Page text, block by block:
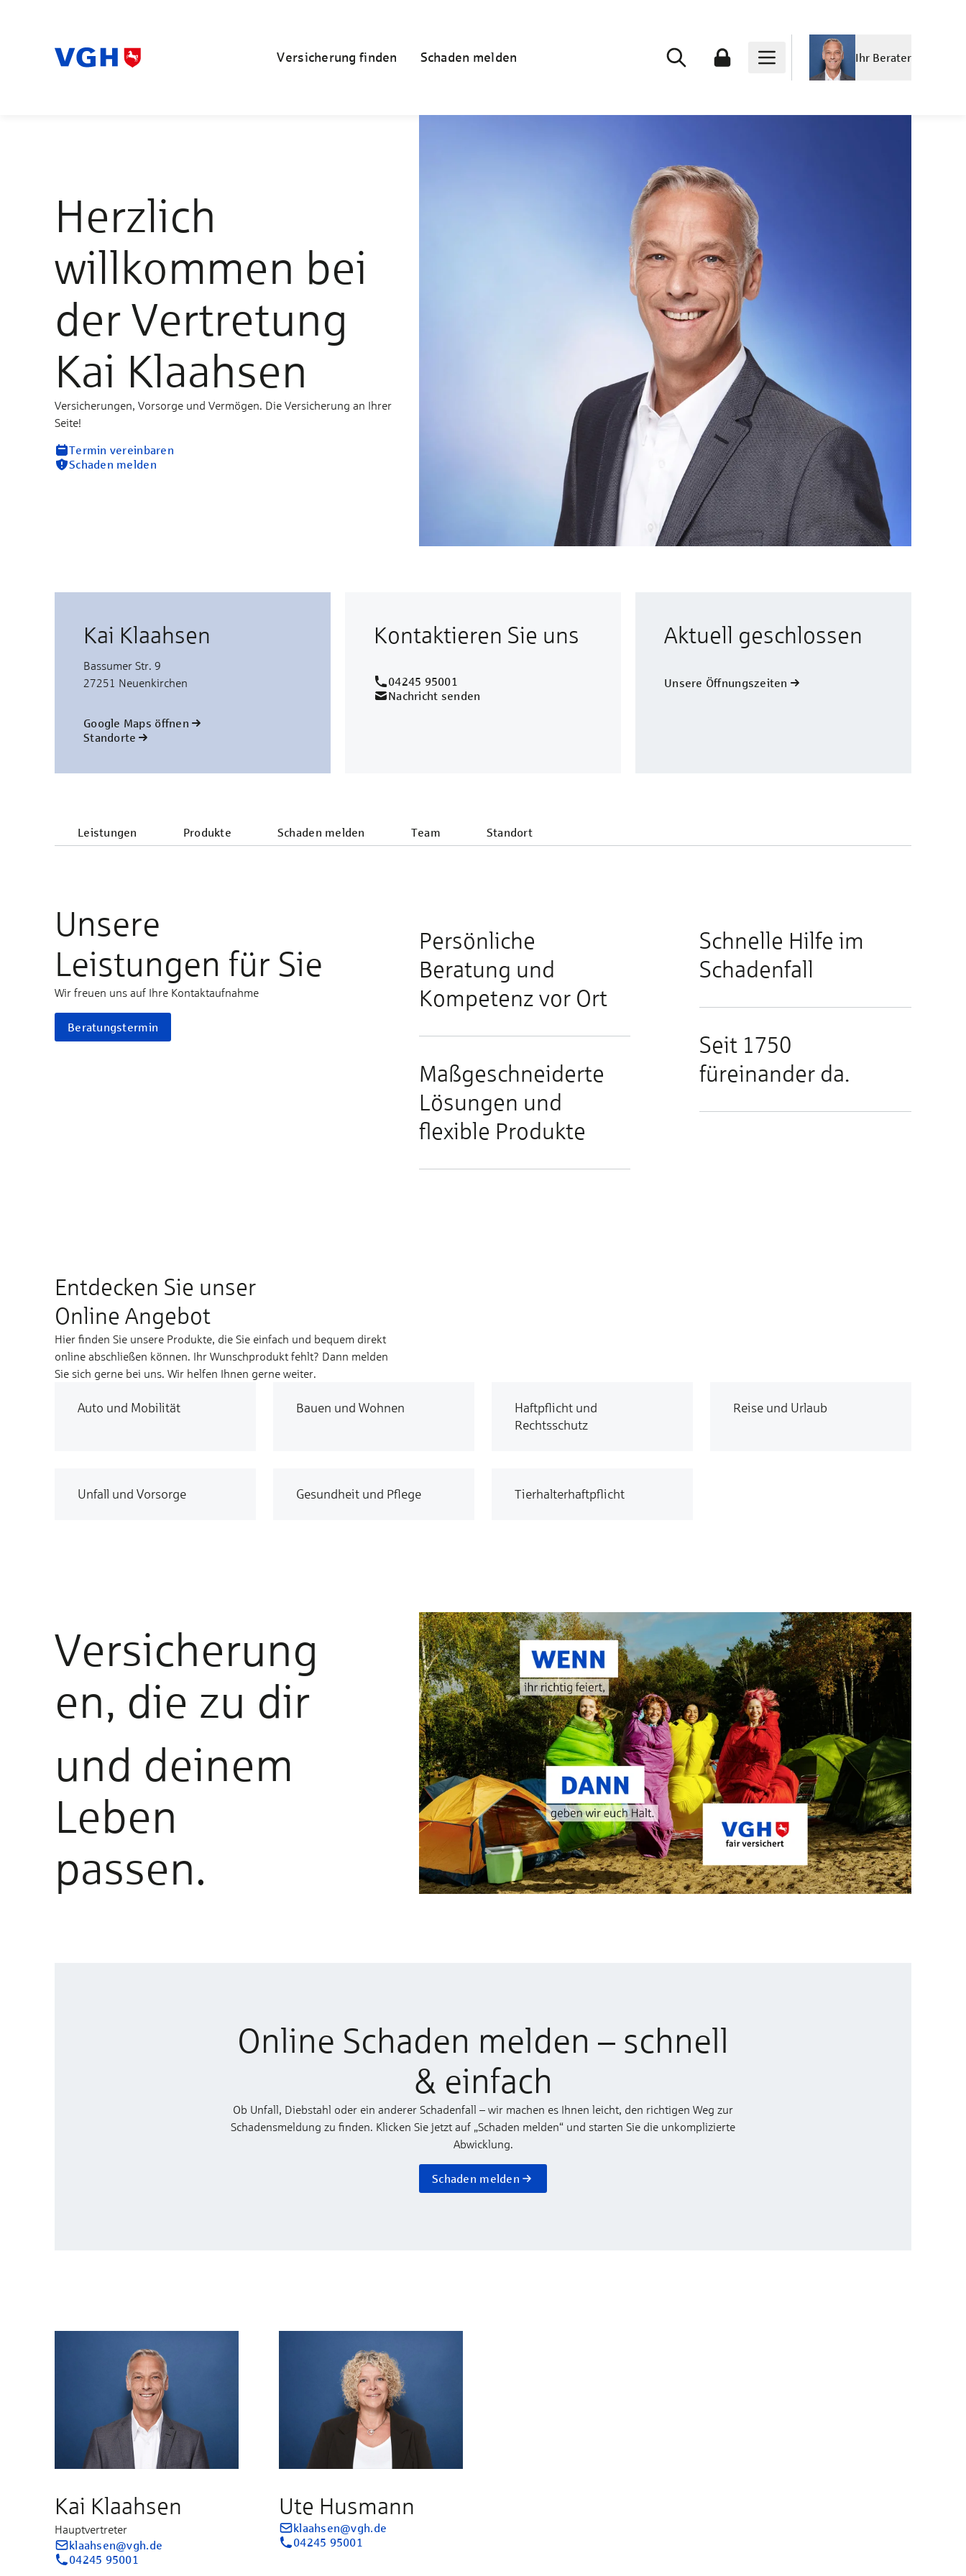
Versicherung finden Schaden melden Ihr Berater
Herzlich
willkommen bei
der Vertretung
Kai Klaahsen
Versicherungen, Vorsorge und Vermögen. Die Versicherung an Ihrer
Seite!
Termin vereinbaren
Schaden melden
Kai Klaahsen
Bassumer Str. 9
27251 Neuenkirchen
Google Maps öffnen
Standorte
Kontaktieren Sie uns
04245 95001
Nachricht senden
Aktuell geschlossen
Unsere Öffnungszeiten
Leistungen Produkte Schaden melden Team Standort
Unsere
Leistungen für Sie
Wir freuen uns auf Ihre Kontaktaufnahme
Beratungstermin
Persönliche
Beratung und
Kompetenz vor Ort
Maßgeschneiderte
Lösungen und
flexible Produkte
Schnelle Hilfe im
Schadenfall
Seit 1750
füreinander da.
Entdecken Sie unser
Online Angebot
Hier finden Sie unsere Produkte, die Sie einfach und bequem direkt
online abschließen können. Ihr Wunschprodukt fehlt? Dann melden
Sie sich gerne bei uns. Wir helfen Ihnen gerne weiter.
Auto und Mobilität Bauen und Wohnen
Haftpflicht und
Rechtsschutz
Reise und Urlaub
Unfall und Vorsorge Gesundheit und Pflege Tierhalterhaftpflicht
Versicherung
en, die zu dir
und deinem
Leben
passen.
Online Schaden melden – schnell
& einfach
Ob Unfall, Diebstahl oder ein anderer Schadenfall – wir machen es Ihnen leicht, den richtigen Weg zur
Schadensmeldung zu finden. Klicken Sie jetzt auf „Schaden melden“ und starten Sie die unkomplizierte
Abwicklung.
Schaden melden
Kai Klaahsen
Hauptvertreter
klaahsen@vgh.de
04245 95001
Ute Husmann
klaahsen@vgh.de
04245 95001